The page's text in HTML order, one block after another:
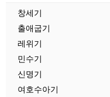
창세기
출애굽기
레위기
민수기
신명기
여호수아기